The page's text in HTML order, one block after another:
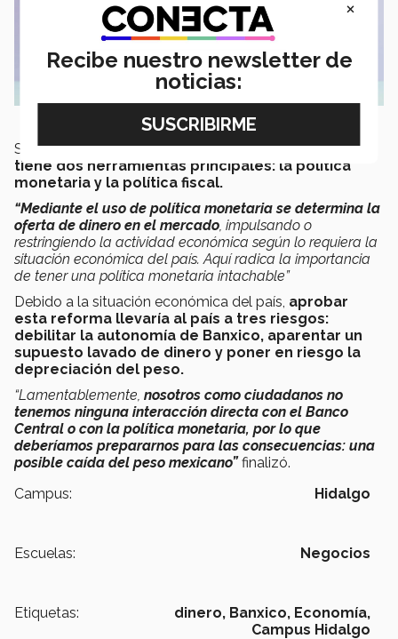
Subrayó que paralograr estos objetivos cada país
tiene dos herramientas principales: la política
monetaria y la política fiscal.
“Mediante el uso de política monetaria se determina la
oferta de dinero en el mercado , impulsando o
restringiendo la actividad económica según lo requiera la
situación económica del país. Aquí radica la importancia
de tener una política monetaria intachable”
Debido a la situación económica del país, aprobar
esta reforma llevaría al país a tres riesgos:
debilitar la autonomía de Banxico, aparentar un
supuesto lavado de dinero y poner en riesgo la
depreciación del peso.
“Lamentablemente, nosotros como ciudadanos no
tenemos ninguna interacción directa con el Banco
Central o con la política monetaria, por lo que
deberíamos prepararnos para las consecuencias: una
posible caída del peso mexicano”finalizó.
Campus:
Hidalgo
Escuelas: Negocios
Etiquetas: dinero, Banxico, Economía,
Campus Hidalgo
×
Recibe nuestro newsletter de
noticias: